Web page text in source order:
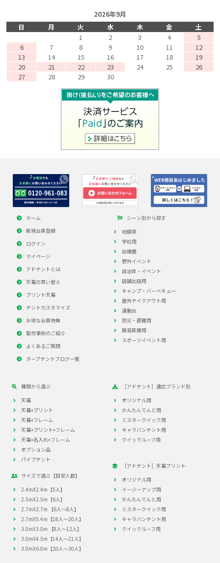
2026年9月
日
月 火 水 木 金
土
1
2 3 4
5
6
7 8 9 10 11
12
13
14 15 16 17 18
19
20
21 22 23 24 25
26
27
28 29 30
ホーム
新規会員登録
ログイン
マイページ
アドテントとは
天幕の買い替え
プリント天幕
テントカスタマイズ
お得な会員特典
製作事例のご紹介
よくあるご質問
タープテントブログ一覧
シーン別から探す
地鎮祭
学校用
幼稚園
野外イベント
自治体・イベント
店舗出店用
キャンプ・バーべキュー
屋外テイクアウト用
運動会
防災・避難用
簡易医療用
スポーツイベント用
種類から選ぶ
天幕
天幕+プリント
天幕+フレーム
天幕+プリント+フレーム
天幕+名入れ+フレーム
オプション品
パイプテント
サイズで選ぶ【目安人数】
2.4mX2.4m【5人】
2.5mX2.5m【6人】
2.7mX2.7m 【6人～8人】
2.7mX5.4m【18人～20人】
3.0mX3.0m 【8人～12人】
3.0mX4.5m【14人～21人】
3.0mX6.0m【20人～30人】
［アドテント］適応ブランド別
オリジナル用
かんたんてんと用
ミスタークイック用
キャラバンテント用
クイックルーフ用
［アドテント］天幕プリント
オリジナル用
イージーアップ用
かんたんてんと用
ミスタークイック用
キャラバンテント用
クイックルーフ用